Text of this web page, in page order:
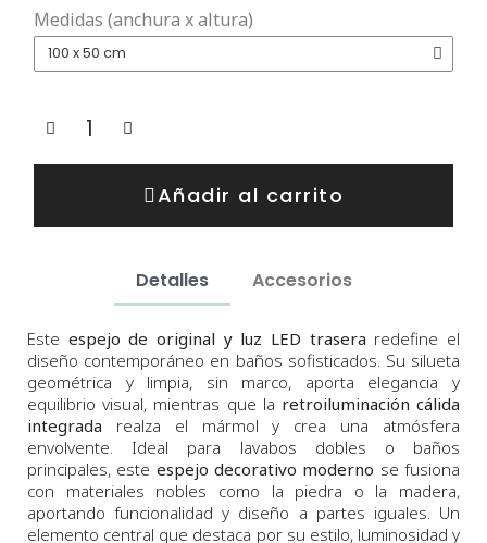
Medidas (anchura x altura)
Añadir al carrito
Detalles Accesorios
Este espejo de original y luz LED trasera redefine el
diseño contemporáneo en baños sofisticados. Su silueta
geométrica y limpia, sin marco, aporta elegancia y
equilibrio visual, mientras que la retroiluminación cálida
integrada realza el mármol y crea una atmósfera
envolvente. Ideal para lavabos dobles o baños
principales, este espejo decorativo moderno se fusiona
con materiales nobles como la piedra o la madera,
aportando funcionalidad y diseño a partes iguales. Un
elemento central que destaca por su estilo, luminosidad y